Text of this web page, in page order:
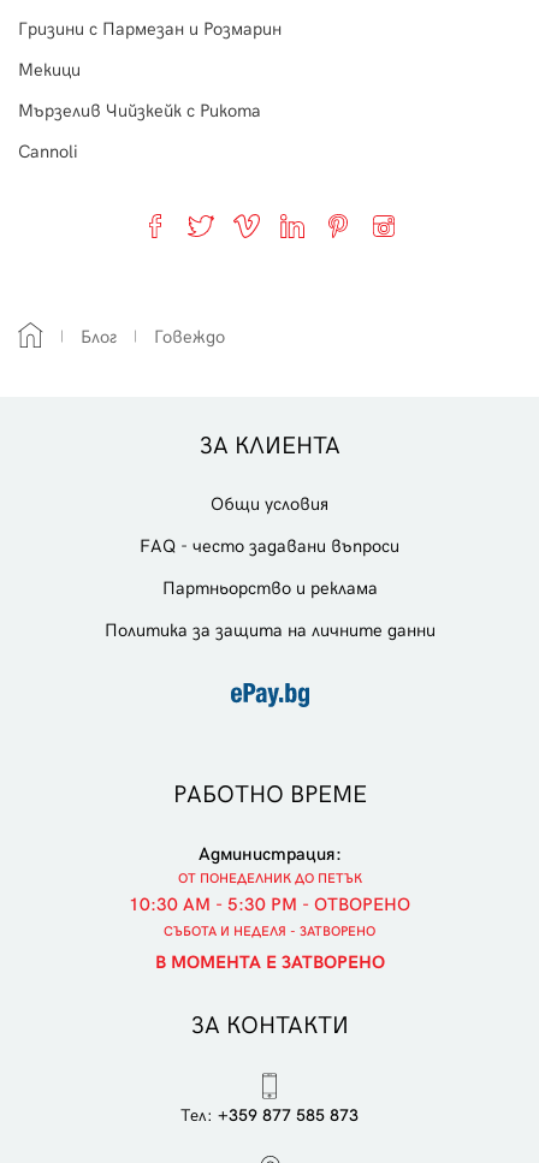
Гризини с Пармезан и Розмарин
Мекици
Мързелив Чийзкейк с Рикота
Cannoli
Блог Говеждо
ЗА КЛИЕНТА
Общи условия
FAQ - често задавани въпроси
Партньорство и реклама
Политика за защита на личните данни
РАБОТНО ВРЕМЕ
Администрация:
ОТ ПОНЕДЕЛНИК ДО ПЕТЪК
10:30 AM - 5:30 PM - ОТВОРЕНО
СЪБОТА И НЕДЕЛЯ - ЗАТВОРЕНО
В МОМЕНТА Е ЗАТВОРЕНО
ЗА КОНТАКТИ
Тел: +359 877 585 873